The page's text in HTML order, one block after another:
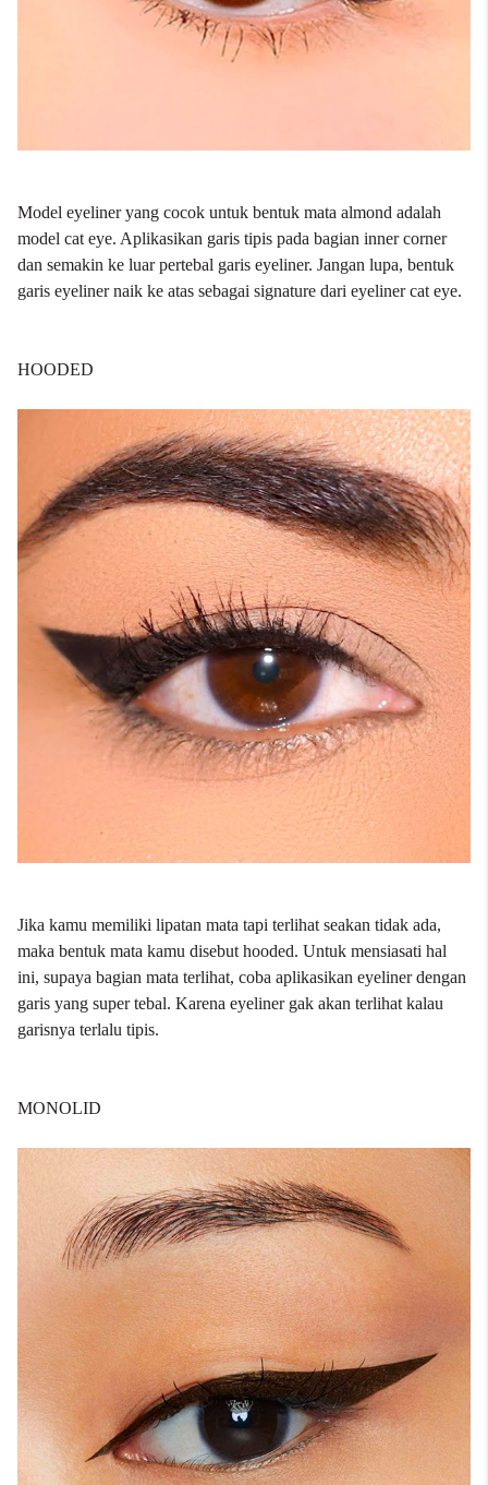
Model eyeliner yang cocok untuk bentuk mata almond adalah
model cat eye. Aplikasikan garis tipis pada bagian inner corner
dan semakin ke luar pertebal garis eyeliner. Jangan lupa, bentuk
garis eyeliner naik ke atas sebagai signature dari eyeliner cat eye.
HOODED
Jika kamu memiliki lipatan mata tapi terlihat seakan tidak ada,
maka bentuk mata kamu disebut hooded. Untuk mensiasati hal
ini, supaya bagian mata terlihat, coba aplikasikan eyeliner dengan
garis yang super tebal. Karena eyeliner gak akan terlihat kalau
garisnya terlalu tipis.
MONOLID